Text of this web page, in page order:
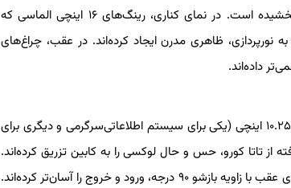
چراغ‌های LED جدید و ورودی‌های هوای اسپرت‌تر در سپر، هویت تازه‌ای به این خودرو بخشیده است. در نمای کناری، رینگ‌های ۱۶ اینچی الماسی که
ظاهری مدرن ایجاد کرده‌اند. در عقب، چراغ‌های
داخل کابین آلتروز ۲۰۲۵ تغییرات چشمگیری داشته که برجسته‌ترین ویژگی آن دو نمایشگر ۱۰.۲۵ اینچی (یکی برای سیستم اطلاعاتی‌سرگرمی و دیگری برای
از تاتا کورو، حس و حال لوکسی را به کابین تزریق کرده‌اند.
صندلی‌های عقب با طراحی جدید و پشتیبانی بهتر از ران‌ها، راحتی بیشتری ارائه می‌دهند. درهای عقب با زاویه بازشو ۹۰ درجه، ورود و خروج را آسان‌تر کرده‌اند.